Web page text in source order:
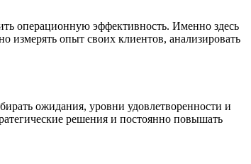
операционную эффективность. Именно здесь
опыт своих клиентов, анализировать
ожидания, уровни удовлетворенности и
решения и постоянно повышать